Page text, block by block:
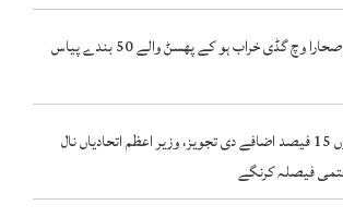
نائیجر دے صحرائے صحارا وچ گڈی خراب ہو کے پھسݨ والے 50 بندے پیاس
تنخواہواں وچ 10 توں 15 فیصد اضافے دی تجویز، وزیر اعظم اتحادیاں نال
فیصلہ کرنگے